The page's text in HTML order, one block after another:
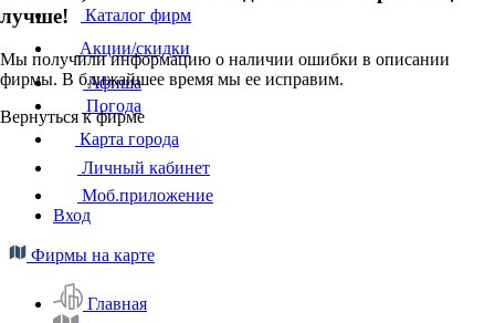
лучше!
Мы получили информацию о наличии ошибки в описании
фирмы. В ближайшее время мы ее исправим.
Вернуться к фирме
Каталог фирм
Акции/скидки
Афиша
Погода
Карта города
Личный кабинет
Моб.приложение
Вход
Фирмы на карте
Главная